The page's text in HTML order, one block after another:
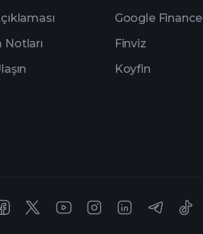
Notları
Google Finance
Finviz
Koyfin